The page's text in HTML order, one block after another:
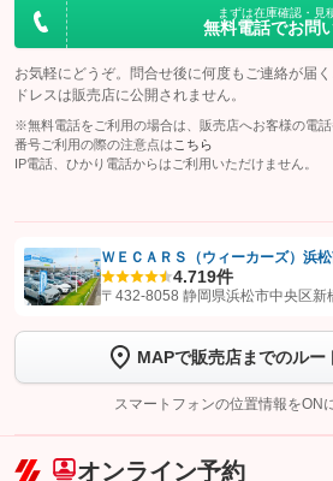
まずは在庫確認・見
無料電話でお問
お気軽にどうぞ。問合せ後に何度もご連絡が届
ドレスは販売店に公開されません。
※無料電話をご利用の場合は、販売店へお客様の電
番号ご利用の際の注意点は こちら
IP電話、ひかり電話からはご利用いただけません。
【STEP1】認証画面でグーネットを友だち追加
トーク画面で
ボタンをタップして
完了してください。
こちら
ＷＥＣＡＲＳ（ウィーカーズ）浜
4.719件
〒432-8058 静岡県浜松市中央区新
MAPで販売店までのルー
スマートフォンの位置情報をON
オンライン予約